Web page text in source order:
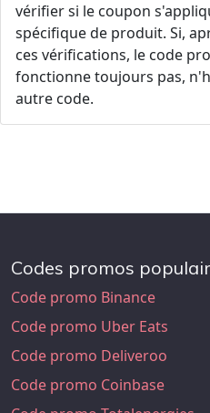
vérifier si le coupon
spécifique de produit. Si,
ces vérifications, le code
fonctionne toujours pas,
autre code.
Codes promos
Code promo Binance
Code promo Uber Eats
Code promo Deliveroo
Code promo Coinbase